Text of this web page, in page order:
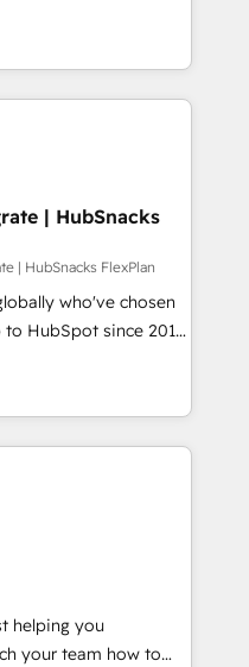
•
HubSpot • Custom
Experience
how AI + HubSpot
training, from
generation and
(and with great
custom modules,
content and
With our bright
do mentality, we
So tell us
digital
| HubSnacks
| HubSnacks FlexPlan
who've chosen
HubSpot since 2014
accelerate value...
Check-fixing existing
Integrate |
project... ⬅️
150+ Kickstart
HubSpot in the center
💰 Sage or
✍️ DocuSign or
helping you